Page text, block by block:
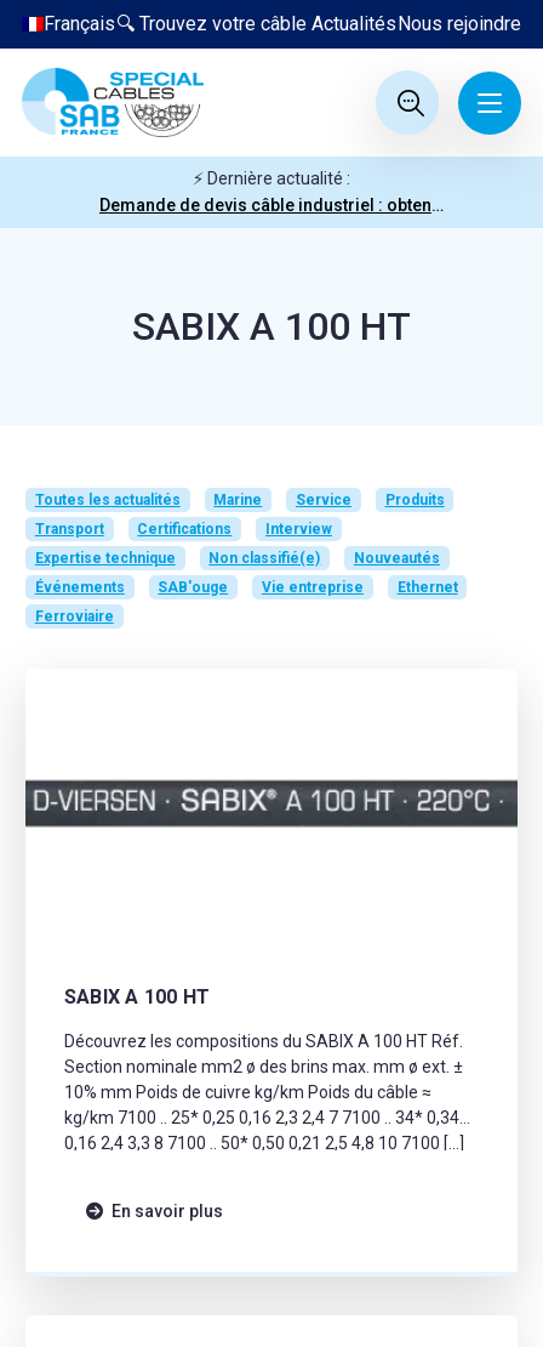
Nous rejoindre
Actualités
🔍 Trouvez votre câble
Français
⚡ Dernière actualité :
Demande de devis câble industriel : obtenez votre prix en quelques clics
SABIX A 100 HT
Toutes les actualités Marine Service
Produits
Transport
Certifications
Interview
Expertise technique
Non classifié(e)
Nouveautés
Événements
SAB'ouge Vie entreprise
Ethernet
Ferroviaire
SABIX A 100 HT
Découvrez les compositions du SABIX A 100 HT Réf.
Section nominale mm2 ø des brins max. mm ø ext. ±
10% mm Poids de cuivre kg/km Poids du câble ≈
kg/km 7100 .. 25* 0,25 0,16 2,3 2,4 7 7100 .. 34* 0,34
0,16 2,4 3,3 8 7100 .. 50* 0,50 0,21 2,5 4,8 10 7100 […]
En savoir plus